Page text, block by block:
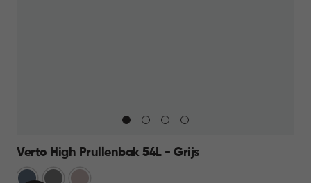
Verto High Prullenbak 54L - Grijs
BlauwGrijs Rose